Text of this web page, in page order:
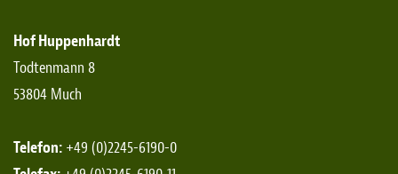
Hof Huppenhardt
Todtenmann 8
53804 Much
Telefon: +49 (0)2245-6190-0